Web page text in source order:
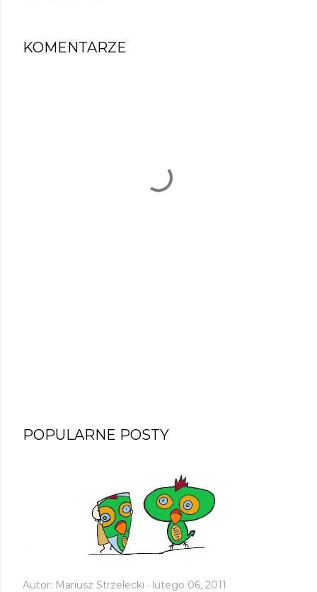
KOMENTARZE
POPULARNE POSTY
Autor: Mariusz Strzelecki lutego 06, 2011